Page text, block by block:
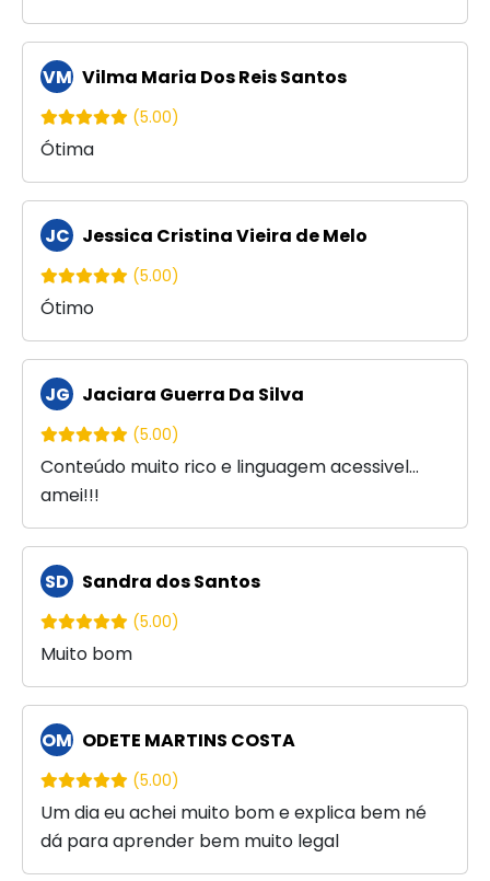
VM Vilma Maria Dos Reis Santos
(5.00)
Ótima
JC Jessica Cristina Vieira de Melo
(5.00)
Ótimo
JG Jaciara Guerra Da Silva
(5.00)
Conteúdo muito rico e linguagem acessivel...
amei!!!
SD Sandra dos Santos
(5.00)
Muito bom
OM ODETE MARTINS COSTA
(5.00)
Um dia eu achei muito bom e explica bem né
dá para aprender bem muito legal